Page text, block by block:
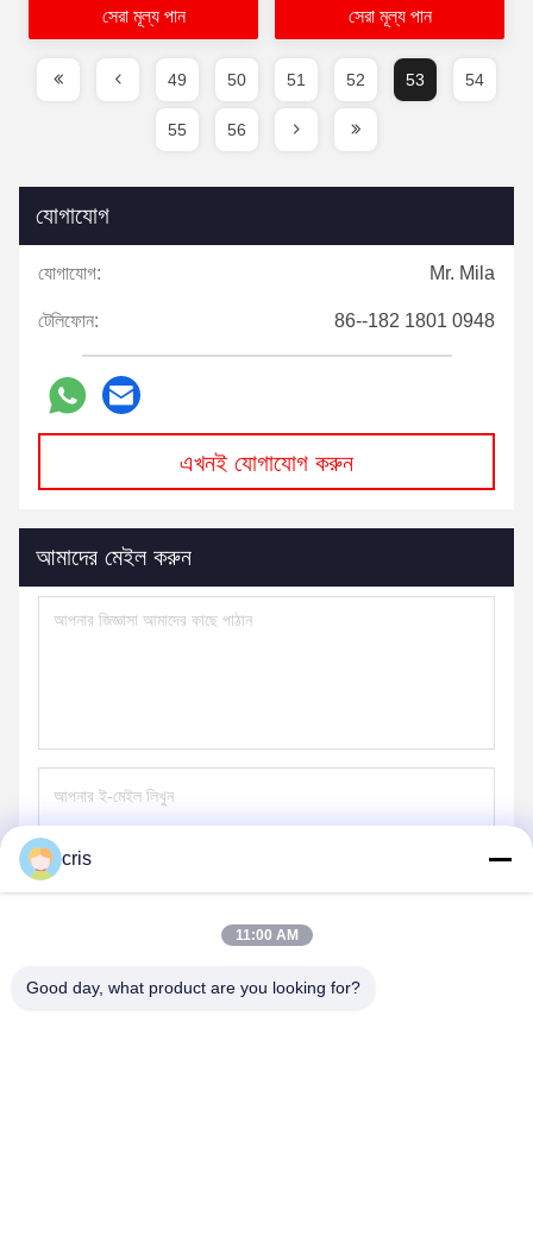
সেরা মূল্য পান সেরা মূল্য পান
49 50 51 52 53 54
55 56
যোগাযোগ
যোগাযোগ: Mr. Mila
টেলিফোন: 86--182 1801 0948
এখনই যোগাযোগ করুন
আমাদের মেইল করুন
cris
11:00 AM
Good day, what product are you looking for?